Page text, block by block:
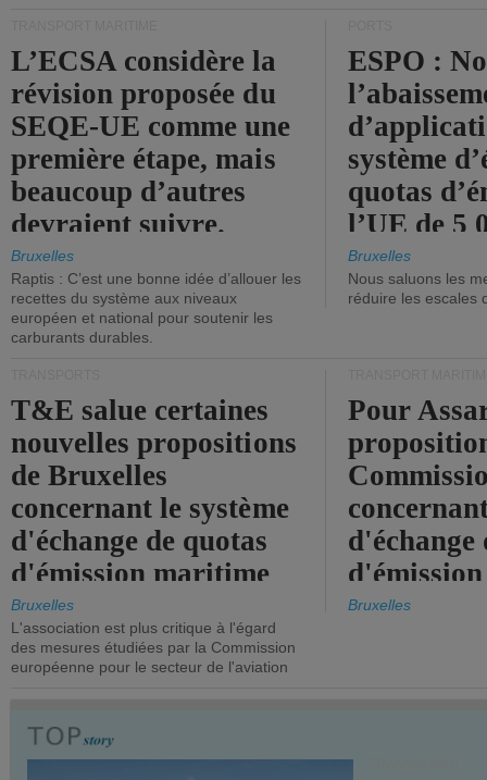
L’ECSA considère la
révision proposée du
SEQE-UE comme une
première étape, mais
beaucoup d’autres
devraient suivre.
Bruxelles
Raptis : C’est une bonne idée d’allouer les
recettes du système aux niveaux
européen et national pour soutenir les
carburants durables.
ESPO :
système
quotas
l’UE de 5
tonneaux
brute.
Bruxelles
Nous saluons les
réduire les escales
T&E salue certaines
nouvelles propositions
de Bruxelles
concernant le système
d'échange de quotas
d'émission maritime
de l'UE.
Bruxelles
L'association est plus critique à l'égard
des mesures étudiées par la Commission
européenne pour le secteur de l'aviation
Pour
d'échange
timide,
Bruxelles